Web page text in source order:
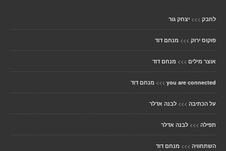
לחבק >>> יצחק גור
פוקוס ירוק >>> מנחם דוד
אוצר מילים >>> מנחם דוד
you are connected
>>> מנחם דוד
על הכתיבה >>> לבנה אדלר
תפילה >>> לבנה אדלר
השתחוויה >>> מנחם דוד